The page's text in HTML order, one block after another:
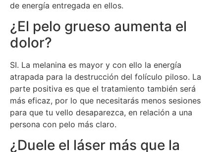
de energía entregada en ellos.
¿El pelo grueso aumenta el
dolor?
SI. La melanina es mayor y con ello la energía
atrapada para la destrucción del folículo piloso. La
parte positiva es que el tratamiento también será
más eficaz, por lo que necesitarás menos sesiones
para que tu vello desaparezca, en relación a una
persona con pelo más claro.
¿Duele el láser más que la